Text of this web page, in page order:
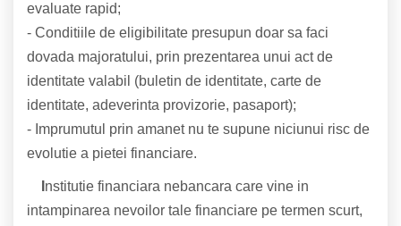
evaluate rapid;
- Conditiile de eligibilitate presupun doar sa faci
dovada majoratului, prin prezentarea unui act de
identitate valabil (buletin de identitate, carte de
identitate, adeverinta provizorie, pasaport);
- Imprumutul prin amanet nu te supune niciunui risc de
evolutie a pietei financiare.
nstitutie financiara nebancara care vine in
intampinarea nevoilor tale financiare pe termen scurt,